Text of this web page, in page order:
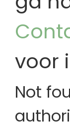
voor
Not